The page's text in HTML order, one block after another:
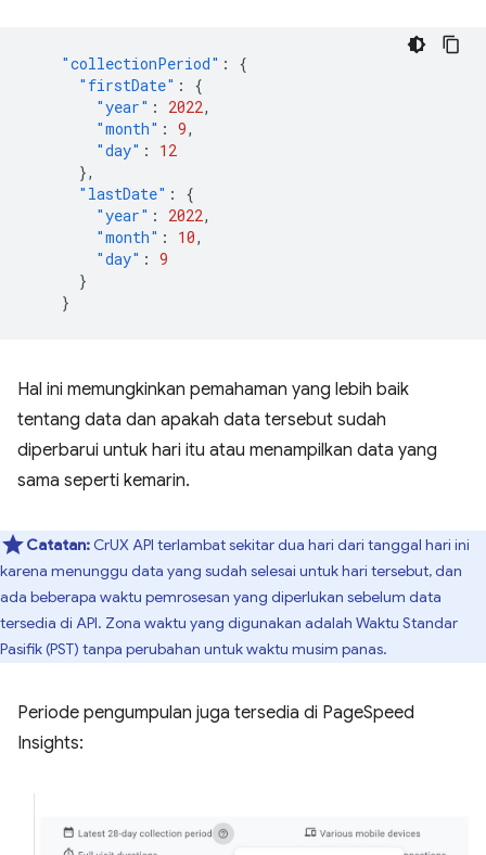
"collectionPeriod" :
{
"firstDate" :
{
"year" : 2022,
"month" : 9,
"day" :
12
},
"lastDate" :
{
"year" : 2022,
"month" : 10,
"day" : 9
}
}
Hal ini memungkinkan pemahaman yang lebih baik
tentang data dan apakah data tersebut sudah
diperbarui untuk hari itu atau menampilkan data yang
sama seperti kemarin.
Catatan: CrUX API terlambat sekitar dua hari dari tanggal hari ini
karena menunggu data yang sudah selesai untuk hari tersebut, dan
ada beberapa waktu pemrosesan yang diperlukan sebelum data
tersedia di API. Zona waktu yang digunakan adalah Waktu Standar
Pasifik (PST) tanpa perubahan untuk waktu musim panas.
Periode pengumpulan juga tersedia di PageSpeed
Insights: